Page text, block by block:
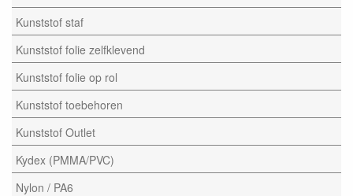
Kunststof staf
Kunststof folie zelfklevend
Kunststof folie op rol
Kunststof toebehoren
Kunststof Outlet
Kydex (PMMA/PVC)
Nylon / PA6